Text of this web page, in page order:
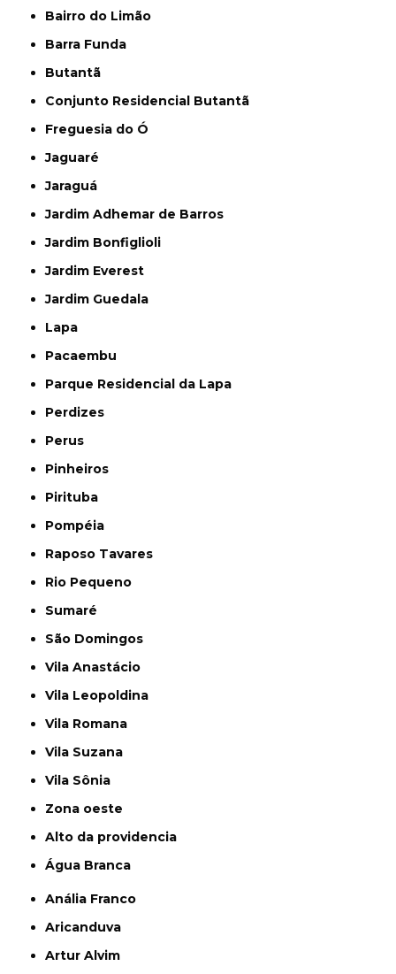
Bairro do Limão
Barra Funda
Butantã
Conjunto Residencial Butantã
Freguesia do Ó
Jaguaré
Jaraguá
Jardim Adhemar de Barros
Jardim Bonfiglioli
Jardim Everest
Jardim Guedala
Lapa
Pacaembu
Parque Residencial da Lapa
Perdizes
Perus
Pinheiros
Pirituba
Pompéia
Raposo Tavares
Rio Pequeno
Sumaré
São Domingos
Vila Anastácio
Vila Leopoldina
Vila Romana
Vila Suzana
Vila Sônia
Zona oeste
alto da providencia
Água Branca
Anália Franco
Aricanduva
Artur Alvim